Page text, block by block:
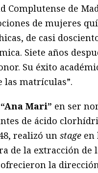
Complutense de
de mujeres
de casi
Siete años
Su éxito
las matrículas”.
“Ana Mari” en ser
de ácido
realizó un stage en
de la extracción
la